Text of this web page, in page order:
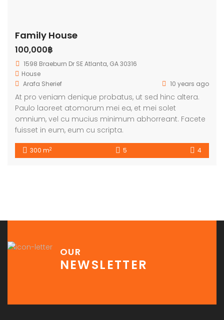
Family House
100,000฿
1598 Braeburn Dr SE Atlanta, GA 30316
House
Arafa Sherief
10 years ago
At pro veniam denique probatus, ut sed hinc altera.
Paulo laoreet atomorum mei ea, et mei solet
omnium, vel cu mucius minimum abhorreant. Facete
fuisset in eum, eum cu scripta.
300 m2 5 4
OUR
NEWSLETTER